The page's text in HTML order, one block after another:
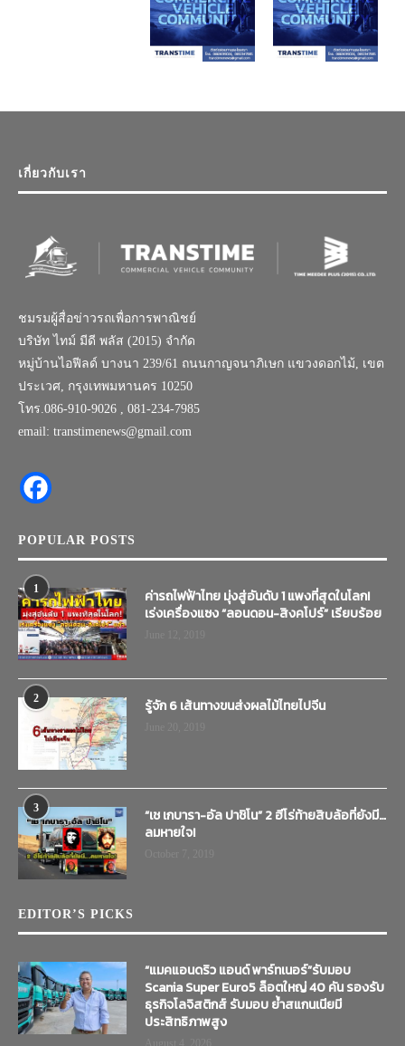
เกี่ยวกับเรา
ชมรมผู้สื่อข่าวรถเพื่อการพาณิชย์
บริษัท ไทม์ มีดี พลัส (2015) จำกัด
หมู่บ้านไอฟีลด์ บางนา 239/61 ถนนกาญจนาภิเษก แขวงดอกไม้, เขต
ประเวศ, กรุงเทพมหานคร 10250
โทร.086-910-9026 , 081-234-7985
email: transtimenews@gmail.com
POPULAR POSTS
1
ค่ารถไฟฟ้าไทย มุ่งสู่อันดับ 1 แพงที่สุดในโลก!
เร่งเครื่องแซง “ลอนดอน-สิงคโปร์” เรียบร้อย
2 รู้จัก 6 เส้นทางขนส่งผลไม้ไทยไปจีน
3
“เช เกบารา-อัล ปาชิโน” 2 ฮีโร่ท้ายสิบล้อที่ยังมี…
ลมหายใจ!
EDITOR’S PICKS
“แมคแอนดริว แอนด์ พาร์ทเนอร์”รับมอบ
Scania Super Euro5 ล็อตใหญ่ 40 คัน รองรับ
ธุรกิจโลจิสติกส์ รับมอบ ย้ำสแกนเนียมี
ประสิทธิภาพสูง